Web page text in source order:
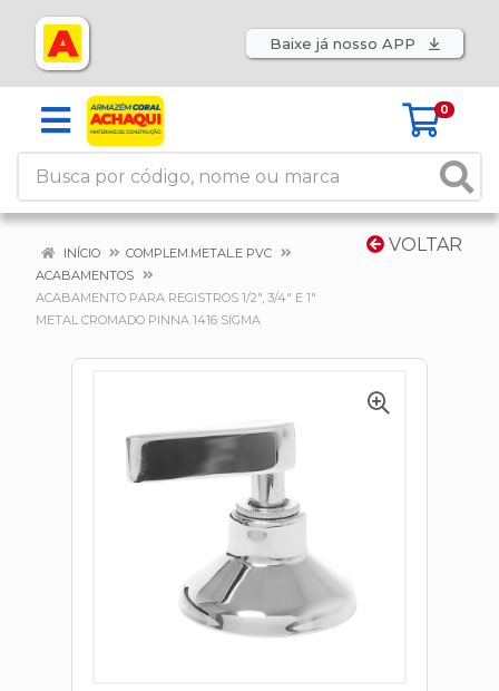
Baixe já nosso APP
0
VOLTAR
INÍCIO
COMPLEM.METAL.E PVC
ACABAMENTOS
ACABAMENTO PARA REGISTROS 1/2", 3/4" E 1"
METAL CROMADO PINNA 1416 SIGMA